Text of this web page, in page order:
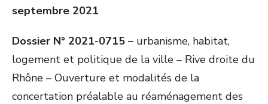
septembre 2021
Dossier N° 2021-0715 – urbanisme, habitat,
logement et politique de la ville – Rive droite du
Rhône – Ouverture et modalités de la
concertation préalable au réaménagement des